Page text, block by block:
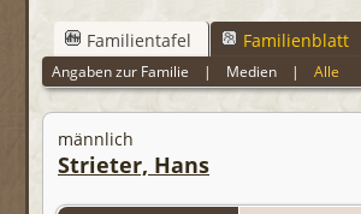
Familientafel Familienblatt
Angaben zur Familie | Medien |Alle
männlich
Strieter, Hans